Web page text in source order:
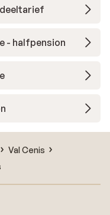
- halfpension
Val Cenis